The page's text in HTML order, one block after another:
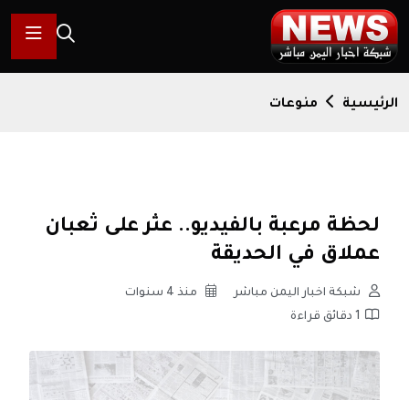
الرئيسية منوعات
لحظة مرعبة بالفيديو.. عثر على ثعبان
عملاق في الحديقة
شبكة اخبار اليمن مباشر
منذ 4 سنوات
1 دقائق قراءة